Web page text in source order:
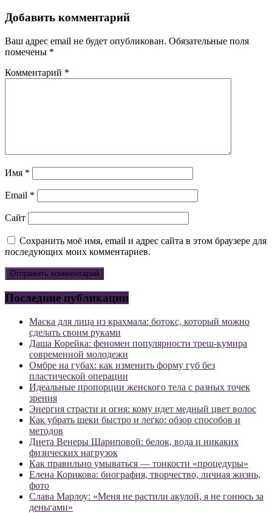
Добавить комментарий
Ваш адрес email не будет опубликован. Обязательные поля
помечены *
Комментарий *
Имя *
Email *
Сайт
Сохранить моё имя, email и адрес сайта в этом браузере для
последующих моих комментариев.
Последние публикации
Маска для лица из крахмала: ботокс, который можно
сделать своим руками
Даша Корейка: феномен популярности треш-кумира
современной молодежи
Омбре на губах: как изменить форму губ без
пластической операции
Идеальные пропорции женского тела с разных точек
зрения
Энергия страсти и огня: кому идет медный цвет волос
Как убрать щеки быстро и легко: обзор способов и
методов
Диета Венеры Шариповой: белок, вода и никаких
физических нагрузок
Как правильно умываться — тонкости «процедуры»
Елена Корикова: биография, творчество, личная жизнь,
фото
Слава Марлоу: «Меня не растили акулой, я не гонюсь за
деньгами»